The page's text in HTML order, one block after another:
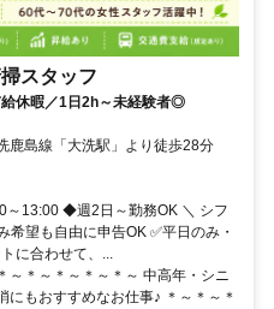
スタッフ
休暇／1日2h～未経験者◎
鹿島線「大洗駅」より徒歩28分
～13:00 ◆週2日～勤務OK ＼ シフ
希望も自由に申告OK ✅平日のみ・
に合わせて、...
～＊～＊～＊～＊～ 中高年・シニ
にもおすすめなお仕事♪ ＊～＊～＊